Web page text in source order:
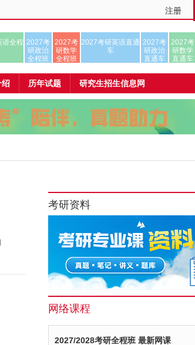
注册
语全程 2027考
研政治
全程班
2027考
研数学
全程班
2027考研英语直通
车
2027考
研政治
直通车
2027考
研数学
直通车
绍 历年试题 研究生招生信息网
考研资料
网络课程
2027/2028考研全程班 最新网课